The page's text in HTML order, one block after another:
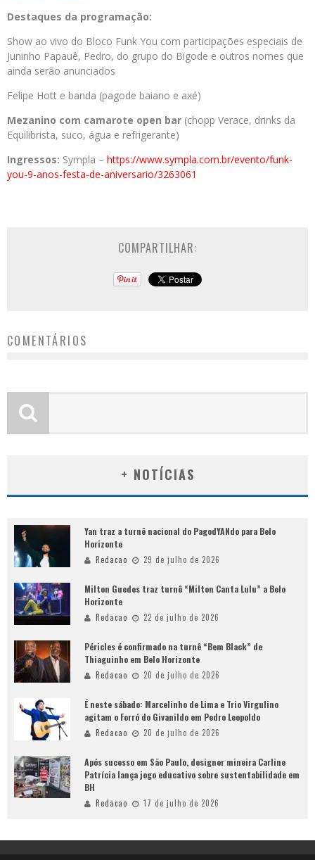
Destaques da programação:
Show ao vivo do Bloco Funk You com participações especiais de
Juninho Papauê, Pedro, do grupo do Bigode e outros nomes que
ainda serão anunciados
Felipe Hott e banda (pagode baiano e axé)
Mezanino com camarote open bar (chopp Verace, drinks da
Equilibrista, suco, água e refrigerante)
Ingressos: Sympla – https://www.sympla.com.br/evento/funk-
you-9-anos-festa-de-aniversario/3263061
COMPARTILHAR:
COMENTÁRIOS
+ NOTÍCIAS
Yan traz a turnê nacional do PagodYANdo para Belo
Horizonte
Redacao 29 de julho de 2026
Milton Guedes traz turnê “Milton Canta Lulu” a Belo
Horizonte
Redacao 22 de julho de 2026
Péricles é confirmado na turnê “Bem Black” de
Thiaguinho em Belo Horizonte
Redacao 20 de julho de 2026
É neste sábado: Marcelinho de Lima e Trio Virgulino
agitam o Forró do Givanildo em Pedro Leopoldo
Redacao 20 de julho de 2026
Após sucesso em São Paulo, designer mineira Carline
Patrícia lança jogo educativo sobre sustentabilidade em
BH
Redacao 17 de julho de 2026